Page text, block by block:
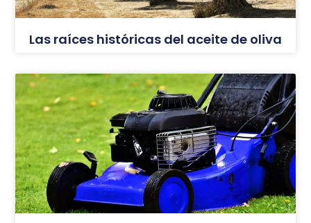
Las raíces históricas del aceite de oliva